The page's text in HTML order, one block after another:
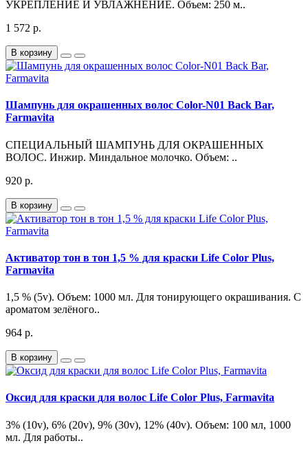
УКРЕПЛЕНИЕ И УВЛАЖНЕНИЕ. Объем: 250 м..
1 572 р.
В корзину
Шампунь для окрашенных волос Color-N01 Back Bar,
Farmavita
СПЕЦИАЛЬНЫЙ ШАМПУНЬ ДЛЯ ОКРАШЕННЫХ
ВОЛОС. Инжир. Миндальное молочко. Объем: ..
920 р.
В корзину
Активатор тон в тон 1,5 % для краски Life Color Plus,
Farmavita
1,5 % (5v). Объем: 1000 мл. Для тонирующего окрашивания. С
ароматом зелёного..
964 р.
В корзину
Оксид для краски для волос Life Color Plus, Farmavita
3% (10v), 6% (20v), 9% (30v), 12% (40v). Объем: 100 мл, 1000
мл. Для работы..